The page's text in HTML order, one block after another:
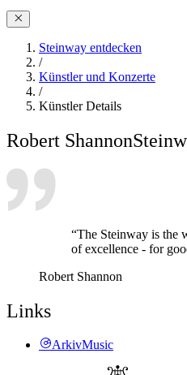
Steinway entdecken
/
Künstler und Konzerte
/
Künstler Details
Robert Shannon
“The Steinway is the
of excellence - for
Robert Shannon
Links
ArkivMusic